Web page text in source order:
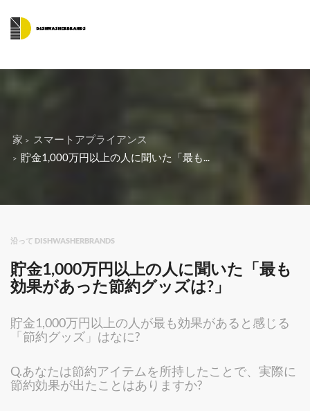
家
スマートアプライアンス
貯金1,000万円以上の人に聞いた「最も...
沿って DISHWASHERBRANDS
貯金1,000万円以上の人に聞いた「最も
効果があった節約グッズは?」
貯金1,000万円以上の人が最も効果があると感じる
「節約グッズ」はなに?
Q.あなたは節約アイテムを所持したことで、実際に
節約効果が出たことはありますか?